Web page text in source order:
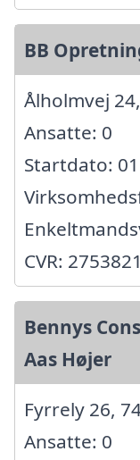
BB
Ålholmvej
Ansatte: 0
Startdato:
CVR:
Bennys
Aas Højer
Fyrrely 26,
Ansatte: 0